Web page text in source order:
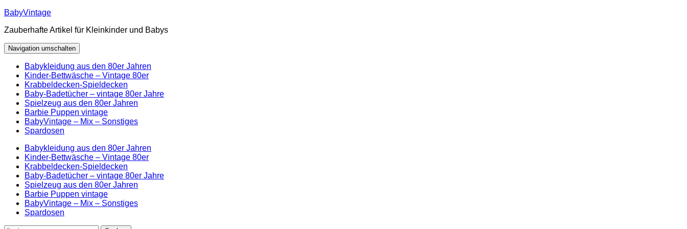
Zum
springen
BabyVintage
Zauberhafte Artikel für Kleinkinder und Babys
Navigation umschalten
Babykleidung aus den 80er Jahren
Kinder-Bettwäsche – Vintage 80er
Krabbeldecken-Spieldecken
Baby-Badetücher – vintage 80er Jahre
Spielzeug aus den 80er Jahren
Barbie Puppen vintage
BabyVintage – Mix – Sonstiges
Spardosen
Babykleidung aus den 80er Jahren
Kinder-Bettwäsche – Vintage 80er
Krabbeldecken-Spieldecken
Baby-Badetücher – vintage 80er Jahre
Spielzeug aus den 80er Jahren
Barbie Puppen vintage
BabyVintage – Mix – Sonstiges
Spardosen